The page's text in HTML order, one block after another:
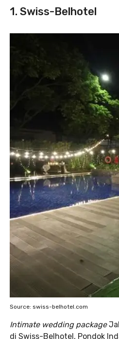
1. Swiss-Belhotel
Source: swiss-belhotel.com
Intimate wedding package
di Swiss-Belhotel, Pondok